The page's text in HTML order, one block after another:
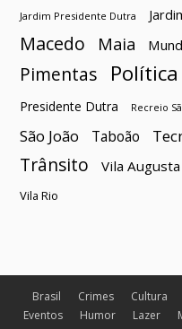
Jardim Presidente Dutra
Macedo
Maia
Pimentas Política
Presidente Dutra Recreio
São João Taboão
Trânsito Vila Augusta
Vila Rio
Brasil Crimes Cultura
Eventos
Humor Lazer